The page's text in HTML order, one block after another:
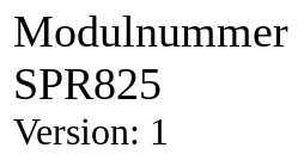
Modulnummer
SPR825
Version: 1